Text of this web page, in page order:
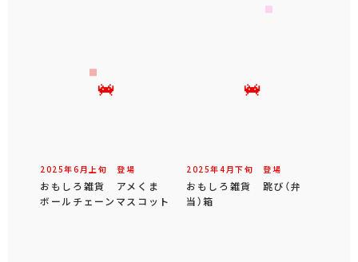
2025年6 月 上旬 登場
おもしろ雑貨 アメくま
ボールチェーンマスコット
2025年4 月下旬 登場
おもしろ雑貨 跳び（弁
当）箱